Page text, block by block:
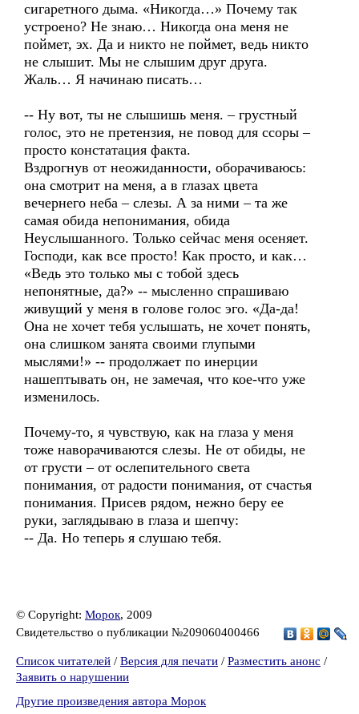
сигаретного дыма. «Никогда…» Почему так
устроено? Не знаю… Никогда она меня не
поймет, эх. Да и никто не поймет, ведь никто
не слышит. Мы не слышим друг друга.
Жаль… Я начинаю писать…
-- Ну вот, ты не слышишь меня. – грустный
голос, это не претензия, не повод для ссоры –
просто констатация факта.
Вздрогнув от неожиданности, оборачиваюсь:
она смотрит на меня, а в глазах цвета
вечернего неба – слезы. А за ними – та же
самая обида непонимания, обида
Неуслышанного. Только сейчас меня осеняет.
Господи, как все просто! Как просто, и как…
«Ведь это только мы с тобой здесь
непонятные, да?» -- мысленно спрашиваю
живущий у меня в голове голос эго. «Да-да!
Она не хочет тебя услышать, не хочет понять,
она слишком занята своими глупыми
мыслями!» -- продолжает по инерции
нашептывать он, не замечая, что кое-что уже
изменилось.
Почему-то, я чувствую, как на глаза у меня
тоже наворачиваются слезы. Не от обиды, не
от грусти – от ослепительного света
понимания, от радости понимания, от счастья
понимания. Присев рядом, нежно беру ее
руки, заглядываю в глаза и шепчу:
-- Да. Но теперь я слушаю тебя.
© Copyright: Морок, 2009
Свидетельство о публикации №209060400466
Список читателей / Версия для печати / Разместить анонс /
Заявить о нарушении
Другие произведения автора Морок